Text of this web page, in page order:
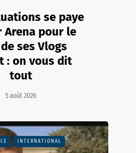
se paye
Arena pour le
ses Vlogs
: on vous dit
tout
5 août 2026
INTERNATIONAL